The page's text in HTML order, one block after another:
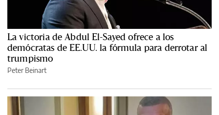
La victoria de Abdul El-Sayed ofrece a los
demócratas de EE.UU. la fórmula para derrotar al
trumpismo
Peter Beinart